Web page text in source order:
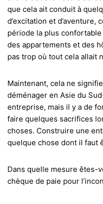
que cela ait conduit à
d’excitation et d’aventure,
période la plus
des appartements et des
pas trop où tout cela allait
Maintenant, cela ne
déménager en Asie du
entreprise, mais il y a de
faire quelques sacrifices
choses. Construire une
quelque chose dont il faut
Dans quelle mesure êtes-
chèque de paie pour